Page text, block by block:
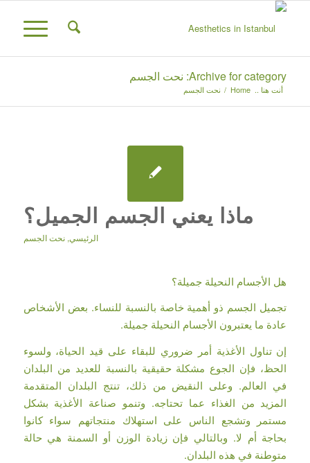
Archive for category: نحت الجسم
أنت هنا .. Home
/ نحت الجسم
ماذا يعني الجسم الجميل؟
الرئيسي,نحت الجسم
هل الأجسام النحيلة جميلة؟
تجميل الجسم ذو أهمية خاصة بالنسبة للنساء. بعض الأشخاص
عادة ما يعتبرون الأجسام النحيلة جميلة.
إن تناول الأغذية أمر ضروري للبقاء على قيد الحياة، ولسوء
الحظ، فإن الجوع مشكلة حقيقية بالنسبة للعديد من البلدان
في العالم. وعلى النقيض من ذلك، تنتج البلدان المتقدمة
المزيد من الغذاء عما تحتاجه. وتنمو صناعة الأغذية بشكل
مستمر وتشجع الناس على استهلاك منتجاتهم سواء كانوا
بحاجة أم لا. وبالتالي فإن زيادة الوزن أو السمنة هي حالة
متوطنة في هذه البلدان.